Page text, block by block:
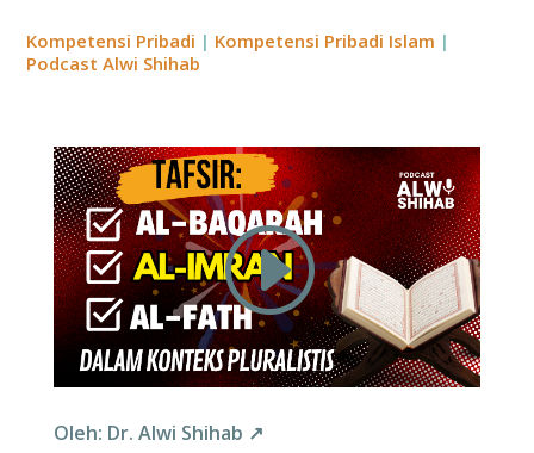
Kompetensi Pribadi | Kompetensi Pribadi Islam |
Podcast Alwi Shihab
Oleh: Dr. Alwi Shihab ↗